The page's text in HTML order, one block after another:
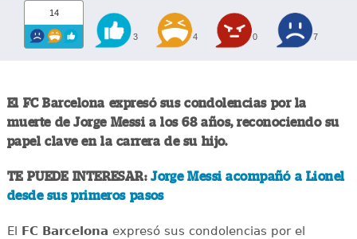
14
3 4 0 7
El FC Barcelona expresó sus condolencias por la
muerte de Jorge Messi a los 68 años, reconociendo su
papel clave en la carrera de su hijo.
TE PUEDE INTERESAR:Jorge Messi acompañó a Lionel
desde sus primeros pasos
El FC Barcelona expresó sus condolencias por el